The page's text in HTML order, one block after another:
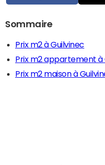
Sommaire
Prix m2 à Guilvinec
Prix m2 appartement à
Prix m2 maison à